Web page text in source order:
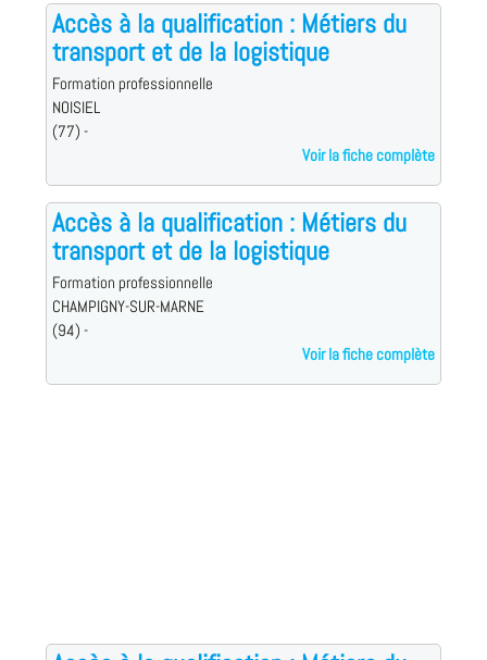
Accès à la qualification : Métiers du
transport et de la logistique
Formation professionnelle
NOISIEL
(77) -
Voir la fiche complète
Accès à la qualification : Métiers du
transport et de la logistique
Formation professionnelle
CHAMPIGNY-SUR-MARNE
(94) -
Voir la fiche complète